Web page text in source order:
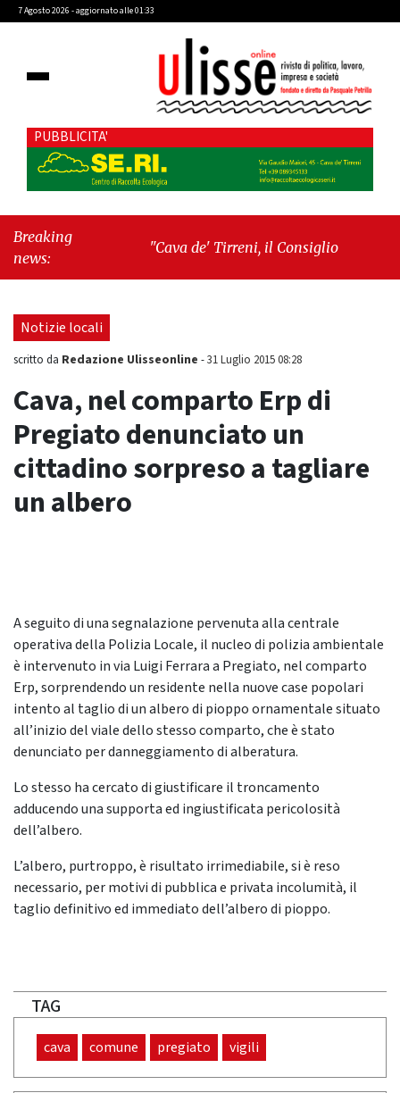
7 Agosto 2026 - aggiornato alle 01:33
PUBBLICITA'
Breaking
news:
"Cava de' Tirreni, il Consiglio comunale
Mare, giornata storica: la ceramica
Notizie locali
scritto da Redazione Ulisseonline -31 Luglio 2015 08:28
Cava, nel comparto Erp di
Pregiato denunciato un
cittadino sorpreso a tagliare
un albero
A seguito di una segnalazione pervenuta alla centrale
operativa della Polizia Locale, il nucleo di polizia ambientale
è intervenuto in via Luigi Ferrara a Pregiato, nel comparto
Erp, sorprendendo un residente nella nuove case popolari
intento al taglio di un albero di pioppo ornamentale situato
all’inizio del viale dello stesso comparto, che è stato
denunciato per danneggiamento di alberatura.
Lo stesso ha cercato di giustificare il troncamento
adducendo una supporta ed ingiustificata pericolosità
dell’albero.
L’albero, purtroppo, è risultato irrimediabile, si è reso
necessario, per motivi di pubblica e privata incolumità, il
taglio definitivo ed immediato dell’albero di pioppo.
TAG
cava comune pregiato vigili